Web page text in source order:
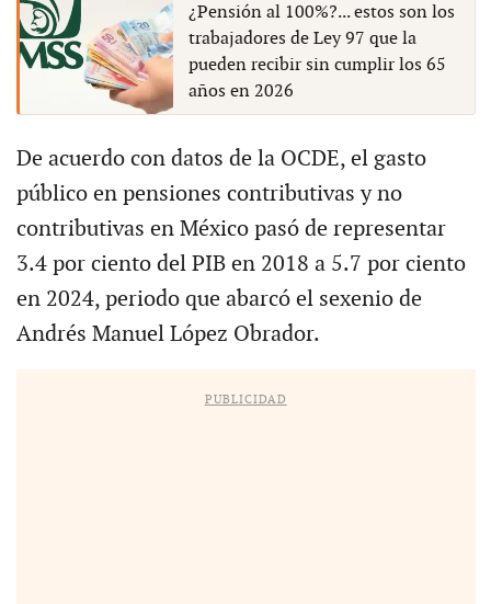
¿Pensión al 100%?... estos son los
trabajadores de Ley 97 que la
pueden recibir sin cumplir los 65
años en 2026
De acuerdo con datos de la OCDE, el gasto
público en pensiones contributivas y no
contributivas en México pasó de representar
3.4 por ciento del PIB en 2018 a 5.7 por ciento
en 2024, periodo que abarcó el sexenio de
Andrés Manuel López Obrador.
PUBLICIDAD